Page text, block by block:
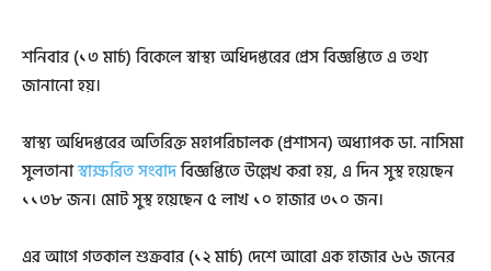
শনিবার (১৩ মার্চ) বিকেলে স্বাস্থ্য অধিদপ্তরের প্রেস বিজ্ঞপ্তিতে এ তথ্য
জানানো হয়।
স্বাস্থ্য অধিদপ্তরের অতিরিক্ত মহাপরিচালক (প্রশাসন) অধ্যাপক ডা. নাসিমা
সুলতানাস্বাক্ষরিত সংবাদবিজ্ঞপ্তিতে উল্লেখ করা হয়, এ দিন সুস্থ হয়েছেন
১১৩৮ জন। মোট সুস্থ হয়েছেন ৫ লাখ ১০ হাজার ৩১০ জন।
এর আগে গতকাল শুক্রবার (১২ মার্চ) দেশে আরো এক হাজার ৬৬ জনের